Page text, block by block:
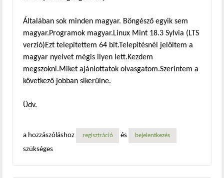
Általában sok minden magyar. Böngésző egyik sem
magyar.Programok magyar.Linux Mint 18.3 Sylvia (LTS
verzió)Ezt telepitettem 64 bit.Telepitésnél jelöltem a
magyar nyelvet mégis ilyen lett.Kezdem
megszokni.Miket ajánlottatok olvasgatom.Szerintem a
következő jobban sikerülne.
Üdv.
a hozzászóláshoz regisztráció és bejelentkezés
szükséges